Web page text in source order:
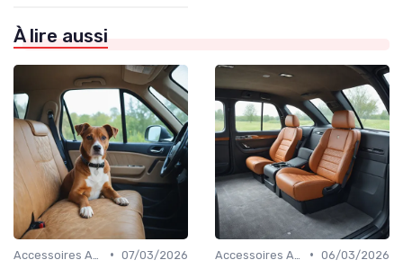
À lire aussi
• 07/03/2026
• 06/03/2026